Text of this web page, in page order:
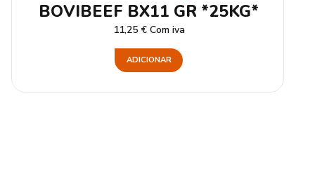
BOVIBEEF BX11 GR *25KG*
11,25 € Com iva
ADICIONAR